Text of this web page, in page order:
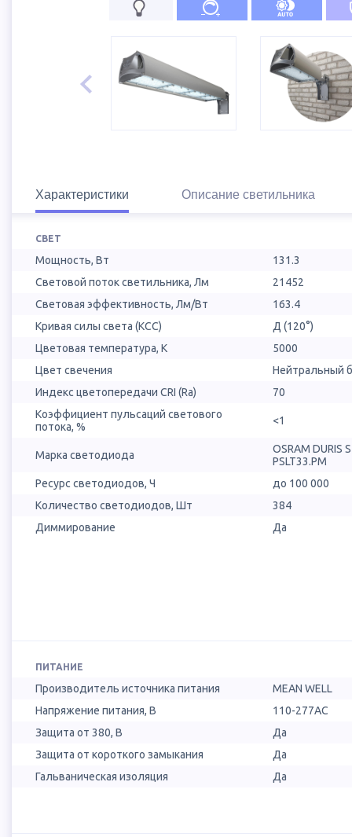
Характеристики Описание светильника
СВЕТ
Мощность, Вт
131.3
Световой поток светильника, Лм
21452
Световая эффективность, Лм/Вт
163.4
Кривая силы света (КСС)
Д (120°)
Цветовая температура, К
5000
Цвет свечения
Нейтральный
Индекс цветопередачи CRI (Ra)
70
Коэффициент пульсаций светового
потока, %
<1
Марка светодиода
OSRAM DURIS
PSLT33.PM
Ресурс светодиодов, Ч
до 100 000
Количество светодиодов, Шт
384
Диммирование
Да
ПИТАНИЕ
Производитель источника питания
MEAN WELL
Напряжение питания, В
110-277AC
Защита от 380, В
Да
Защита от короткого замыкания
Да
Гальваническая изоляция
Да